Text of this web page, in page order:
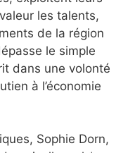
les talents,
de la région
le simple
dans une volonté
à l’économie
Sophie Dorn,